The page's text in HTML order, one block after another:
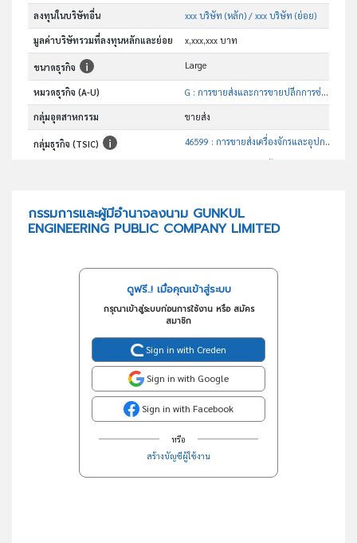
ลงทุนในบริษัทอื่น xxx บริษัท (หลัก)/ xxx บริษัท (ย่อย)
มูลค่าบริษัทรวมที่ลงทุนหลักและย่อย x,xxx,xxx บาท
ขนาดธุรกิจ Large
หมวดธุรกิจ (A-U) G : การขายส่งและการขายปลีกการซ่อมยานยนต์และ จักรยานยนต์
กลุ่มอุตสาหกรรม ขายส่ง
กลุ่มธุรกิจ (TSIC) 46599 : การขายส่งเครื่องจักรและอุปกรณ์อื่นๆซึ่งมิได้จัดประเภทไว้ในที่อื่น
กรรมการและผู้มีอำนาจลงนาม GUNKUL
ENGINEERING PUBLIC COMPANY LIMITED
ดูฟรี..! เมื่อคุณเข้าสู่ระบบ
กรุณาเข้าสู่ระบบก่อนการใช้งาน หรือ สมัคร
สมาชิก
Sign in with Creden
Sign in with Google
Sign in with Facebook
หรือ
สร้างบัญชีผู้ใช้งาน